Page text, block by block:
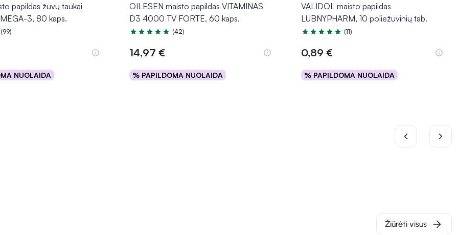
papildas žuvų taukai
3, 80 kaps.
iš 5
(99)
NUOLAIDA
Į krepšelį
OILESEN maisto papildas VITAMINAS
D3 4000 TV FORTE, 60 kaps.
Įvertinimas 5.0 iš 5
(42)
14,97 €
% PAPILDOMA NUOLAIDA
Į krepšelį
VALIDOL maisto papildas
LUBNYPHARM, 10 poliežuvinių tab.
Įvertinimas 5.0 iš 5
(11)
0,89 €
% PAPILDOMA NUOLAIDA
Į krepšelį
Žiūrėti visus